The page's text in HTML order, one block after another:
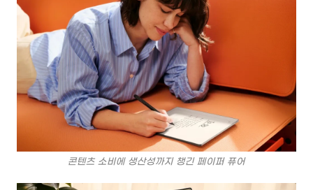
콘텐츠 소비에 생산성까지 챙긴 페이퍼 퓨어